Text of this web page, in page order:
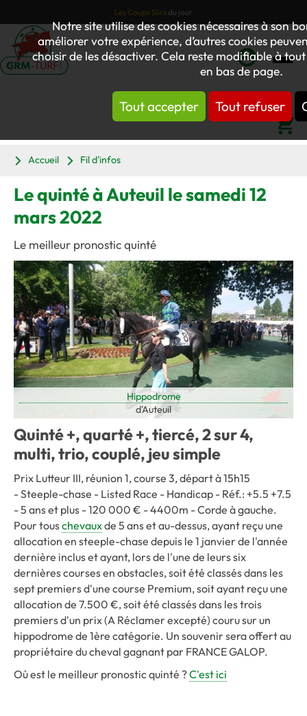
Notre site utilise des cookies nécessaires à son
améliorer votre expérience, d’autres cookies
choisir de les désactiver. Cela reste modifiable à
en bas de page.
Tout accepter Tout refuser
Les Coups Sûrs du jour
Mon
Panier
Accueil
Fil d'infos
Le quinté à Auteuil le samedi 12
mars 2022
Le meilleur pronostic quinté
Hippodrome
d'Auteuil
Quinté +, quarté +, tiercé, 2 sur 4,
multi, trio, couplé, jeu simple
Prix Lutteur III, réunion 1, course 3, départ à 15h15
- Steeple-chase - Listed Race - Handicap - Réf.: +5.5 +7.5
- 5 ans et plus - 120 000 € - 4400m - Corde à gauche.
Pour touschevauxde 5 ans et au-dessus, ayant reçu une
allocation en steeple-chase depuis le 1 janvier de l'année
dernière inclus et ayant, lors de l'une de leurs six
dernières courses en obstacles, soit été classés dans les
sept premiers d'une course Premium, soit ayant reçu une
allocation de 7.500 €, soit été classés dans les trois
premiers d'un prix (A Réclamer excepté) couru sur un
hippodrome de 1ère catégorie. Un souvenir sera offert au
propriétaire du cheval gagnant par FRANCE GALOP.
Où est le meilleur pronostic quinté ?C'est ici